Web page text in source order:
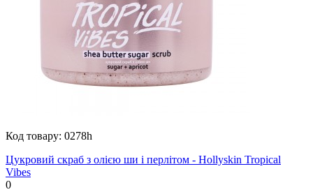
Код товару: 0278h
Цукровий скраб з олією ши і перлітом - Hollyskin Tropical
Vibes
0